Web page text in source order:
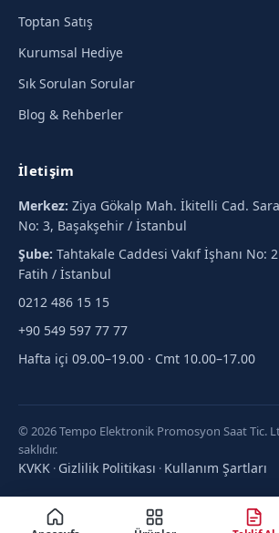
Toptan Satış
Kurumsal Hediye
Sık Sorulan Sorular
Blog & Rehberler
İletişim
Merkez: Ziya Gökalp Mah. İkitelli Cad.
No: 3, Başakşehir / İstanbul
Şube: Tahtakale Caddesi Vakıf İşhanı No:
Fatih / İstanbul
0212 486 15 15
+90 549 597 77 77
Hafta içi 09.00–19.00 · Cmt 10.00–17.00
© 2026 Tempo Elektronik Promosyon Saat Tic.
saklıdır.
KVKK · Gizlilik Politikası · Kullanım Şartları